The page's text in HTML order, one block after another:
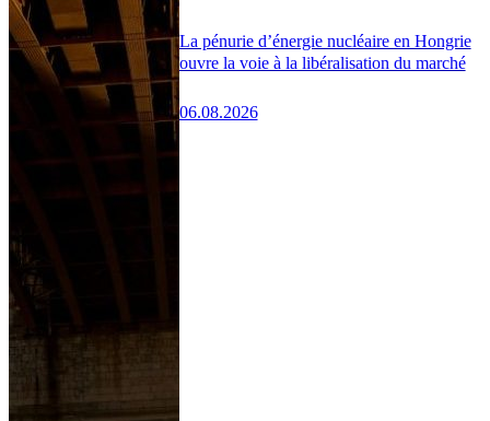
La pénurie d’énergie nucléaire en Hongrie
ouvre la voie à la libéralisation du marché
06.08.2026